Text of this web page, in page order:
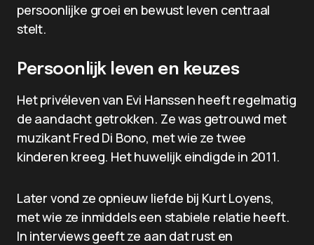
persoonlijke groei en bewust leven centraal
stelt.
Persoonlijk leven en keuzes
Het privéleven van Evi Hanssen heeft regelmatig
de aandacht getrokken. Ze was getrouwd met
muzikant Fred Di Bono, met wie ze twee
kinderen kreeg. Het huwelijk eindigde in 2011.
Later vond ze opnieuw liefde bij Kurt Loyens,
met wie ze inmiddels een stabiele relatie heeft.
In interviews geeft ze aan dat rust en